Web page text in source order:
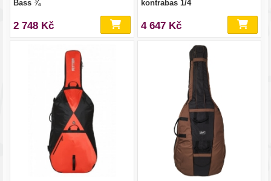
Bass ¾
2 748 Kč
kontrabas 1/4
4 647 Kč